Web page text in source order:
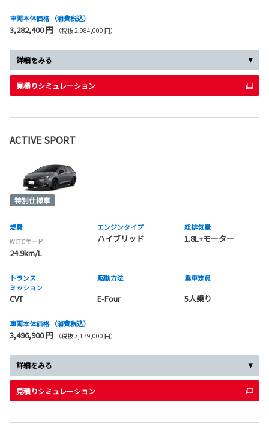
車両本体価格 （消費税込）
3,282,400 円 （税抜 2,984,000 円）
詳細をみる
見積りシミュレーション
ACTIVE SPORT
燃費
WLTCモード
24.9km/L
エンジンタイプ
ハイブリッド
総排気量
1.8L+モーター
トランス
ミッション
CVT
駆動方法
E-Four
乗車定員
5人乗り
車両本体価格 （消費税込）
3,496,900 円 （税抜 3,179,000 円）
詳細をみる
見積りシミュレーション